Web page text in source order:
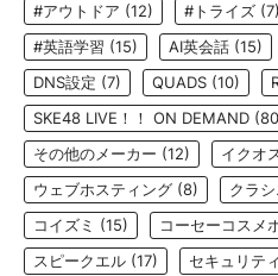
#アウトドア (12) #トライズ (7)
#英語学習 (15) AI英会話 (15)
DNS設定 (7) QUADS (10)
SKE48 LIVE！！ ON DEMAND
その他のメーカー (12) イクオ
ウェブホスティング (8) クラ
コイズミ (15) コーセーコスメ
スピークエル (17) セキュリティ